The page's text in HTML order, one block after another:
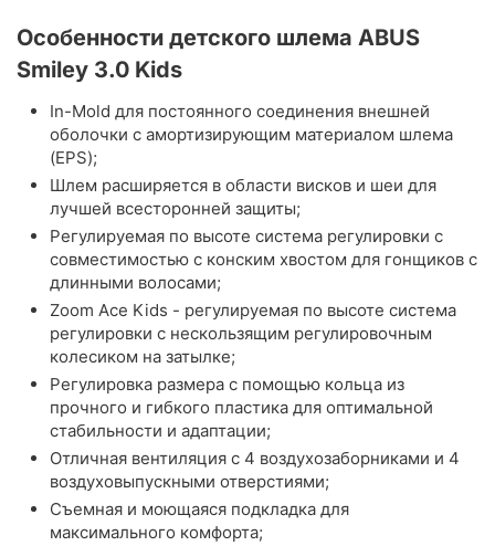
Особенности детского шлема ABUS
Smiley 3.0 Kids
In-Mold для постоянного соединения внешней
оболочки с амортизирующим материалом шлема
(EPS);
Шлем расширяется в области висков и шеи для
лучшей всесторонней защиты;
Регулируемая по высоте система регулировки с
совместимостью с конским хвостом для гонщиков с
длинными волосами;
Zoom Ace Kids - регулируемая по высоте система
регулировки с нескользящим регулировочным
колесиком на затылке;
Регулировка размера с помощью кольца из
прочного и гибкого пластика для оптимальной
стабильности и адаптации;
Отличная вентиляция с 4 воздухозаборниками и 4
воздуховыпускными отверстиями;
Съемная и моющаяся подкладка для
максимального комфорта;